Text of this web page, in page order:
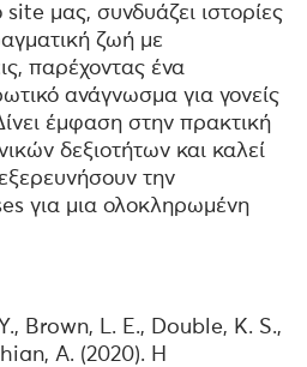
μας, συνδυάζει ιστορίες
ζωή με
παρέχοντας ένα
ανάγνωσμα για γονείς
έμφαση στην πρακτική
δεξιοτήτων και καλεί
την
για μια ολοκληρωμένη
Brown, L. E., Double, K. S.,
A. (2020). Η